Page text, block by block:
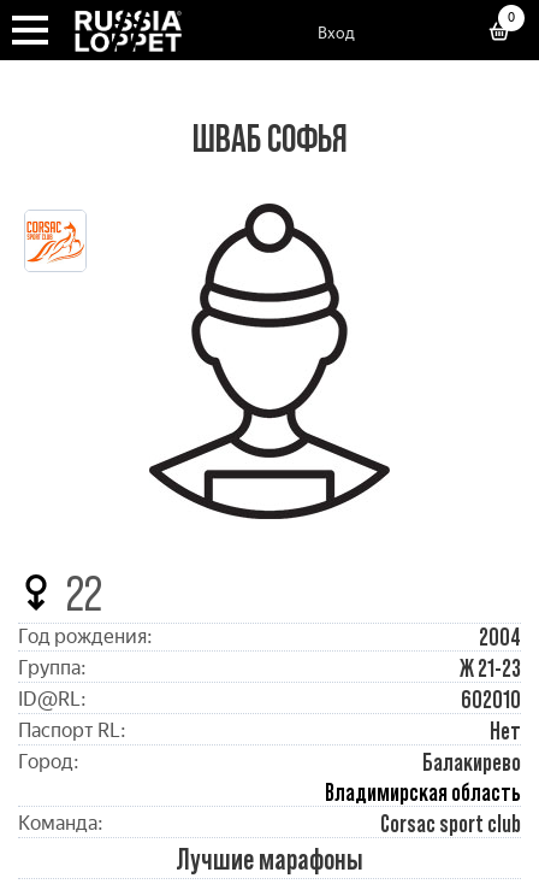
Вход
0
ШВАБ СОФЬЯ
22
Год рождения: 2004
Группа: Ж 21-23
ID@RL: 602010
Паспорт RL: Нет
Город:
Балакирево
Владимирская область
Команда: Corsac sport club
Лучшие марафоны